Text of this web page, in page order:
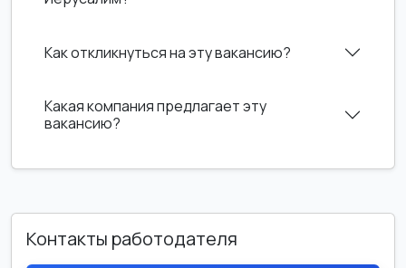
Как откликнуться на эту вакансию?
Какая компания предлагает эту
вакансию?
Контакты работодателя